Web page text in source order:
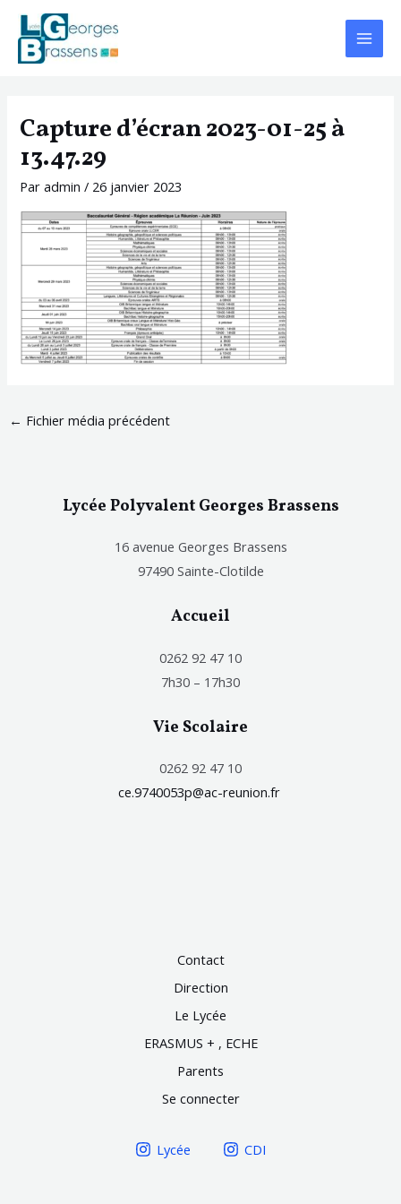
Aller
contenu
Main
Menu
Capture d’écran 2023-01-25 à
13.47.29
Paradmin/ 26 janvier 2023
Navigation
des
articles
← Fichier média précédent
Lycée Polyvalent Georges Brassens
16 avenue Georges Brassens
97490 Sainte-Clotilde
Accueil
0262 92 47 10
7h30 – 17h30
Vie Scolaire
0262 92 47 10
ce.9740053p@ac-reunion.fr
Contact
Direction
Le Lycée
ERASMUS + , ECHE
Parents
Se connecter
Lycée CDI